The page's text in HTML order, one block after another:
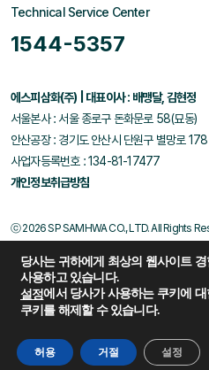
Technical Service Center
1544-5357
에스피삼화(주) | 대표이사 : 배맹달, 김현정
서울본사 : 서울 종로구 돈화문로 58(묘동)
안산공장 : 경기도 안산시 단원구 별망로
사업자등록번호 : 134-81-17477
개인정보취급방침
ⓒ 2026 SP SAMHWA CO., LTD. All Rights
Family Site
당사는 귀하에게 최상의 웹사이트
사용하고 있습니다.
설정에서 당사가 사용하는 쿠키에
쿠키를 해제할 수 있습니다.
허용 거절 설정